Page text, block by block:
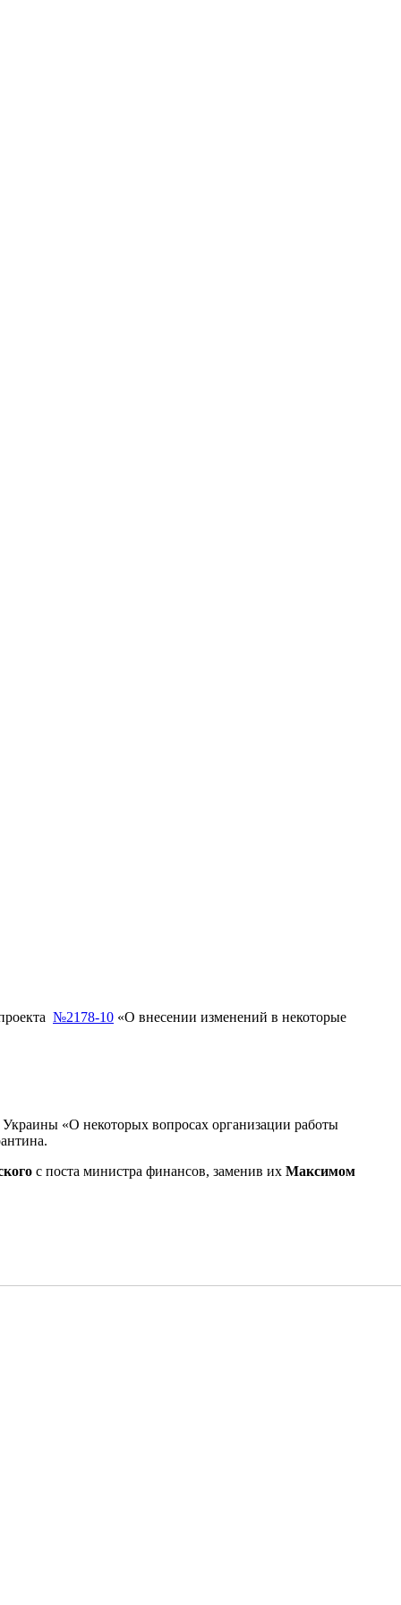
№2178-10 «О внесении изменений в некоторые
«О некоторых вопросах организации работы
с поста министра финансов, заменив их Максимом